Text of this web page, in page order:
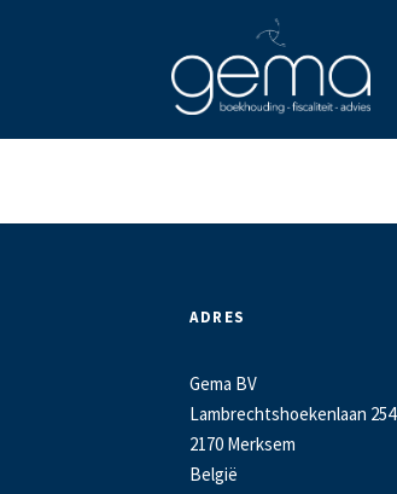
ADRES
Gema BV
Lambrechtshoekenlaan 254
2170 Merksem
België